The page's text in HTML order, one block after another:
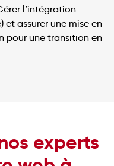
l’intégration
et assurer une mise en
pour une transition en
experts